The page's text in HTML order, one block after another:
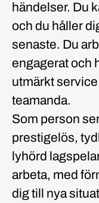
händelser. Du
och du håller
senaste. Du
engagerat och
utmärkt
teamanda.
Som person
prestigelös,
lyhörd
arbeta, med
dig till nya